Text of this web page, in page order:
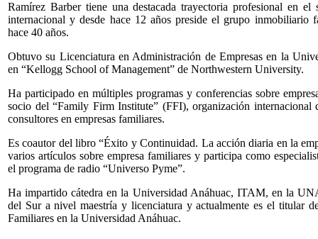
Ramírez Barber tiene una destacada trayectoria profesional en el
internacional y desde hace 12 años preside el grupo inmobiliario
hace 40 años.
Obtuvo su Licenciatura en Administración de Empresas en la
en “Kellogg School of Management” de Northwestern University.
Ha participado en múltiples programas y conferencias sobre
socio del “Family Firm Institute” (FFI), organización internacional
consultores en empresas familiares.
Es coautor del libro “Éxito y Continuidad. La acción diaria en la
varios artículos sobre empresa familiares y participa como
el programa de radio “Universo Pyme”.
Ha impartido cátedra en la Universidad Anáhuac, ITAM, en la
del Sur a nivel maestría y licenciatura y actualmente es el titular
Familiares en la Universidad Anáhuac.